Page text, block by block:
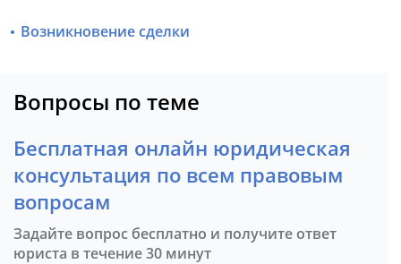
Возникновение сделки
Вопросы по теме
Бесплатная онлайн юридическая
консультация по всем правовым
вопросам
Задайте вопрос бесплатно и получите ответ
юриста в течение 30 минут